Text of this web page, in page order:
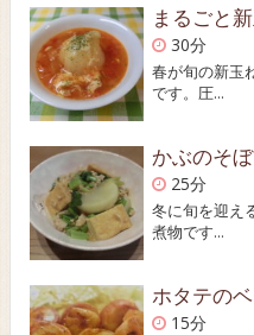
まるごと
30分
春が旬の新玉
です。圧...
かぶのそ
25分
冬に旬を迎え
煮物です...
ホタテの
15分